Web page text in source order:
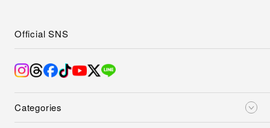
Categories
Official SNS